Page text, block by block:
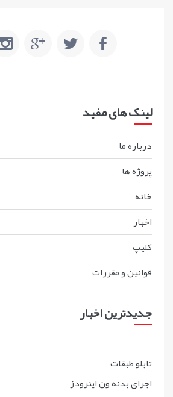
لینک های مفید
درباره ما
پروژه ها
خانه
اخبار
کليپ
قوانين و مقررات
جدیدترین اخبار
تابلو طبقات
اجرای بدنه ون اینرودز